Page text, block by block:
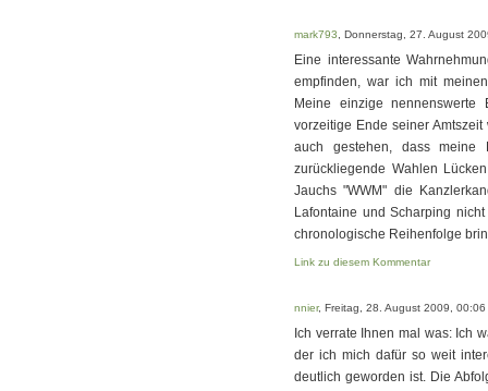
mark793 , Donnerstag, 27. August
Eine interessante
empfinden, war ich mit
Meine einzige nennenswerte
vorzeitige Ende seiner
auch gestehen, dass meine
zurückliegende Wahlen
Jauchs "WWM" die
Lafontaine und Scharping
chronologische Reihenfolge
Link zu diesem Kommentar
nnier, Freitag, 28. August 2009, 00:06
Ich verrate Ihnen mal was: Ich
der ich mich dafür so weit
deutlich geworden ist. Die